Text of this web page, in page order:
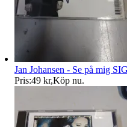
Jan Johansen - Se på mig
Pris:49 kr,Köp nu.